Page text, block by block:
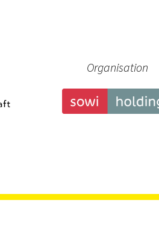
Organisation